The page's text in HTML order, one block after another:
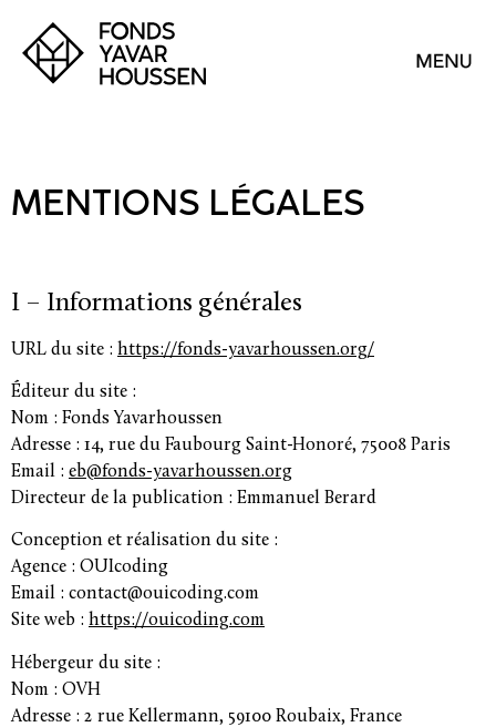
MENTIONS LÉGALES
I – Informations générales
URL du site : https://fonds-yavarhoussen.org/
Éditeur du site :
Nom : Fonds Yavarhoussen
Adresse : 14, rue du Faubourg Saint-Honoré, 75008 Paris
Email : eb@fonds-yavarhoussen.org
Directeur de la publication : Emmanuel Berard
Conception et réalisation du site :
Agence : OUIcoding
Email : contact@ouicoding.com
Site web : https://ouicoding.com
Hébergeur du site :
Nom : OVH
Adresse : 2 rue Kellermann, 59100 Roubaix, France